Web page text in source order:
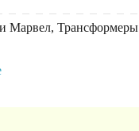
Марвел, Трансформеры